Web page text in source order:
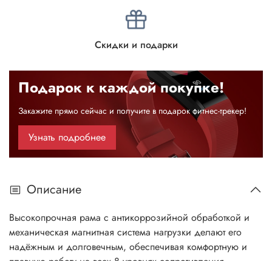
Скидки и подарки
Подарок к каждой покупке!
Закажите прямо сейчас и получите в подарок фитнес-трекер!
Узнать подробнее
Описание
Высокопрочная рама с антикоррозийной обработкой и
механическая магнитная система нагрузки делают его
надёжным и долговечным, обеспечивая комфортную и